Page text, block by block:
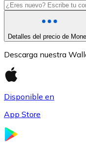
Detalles del precio de
Descarga nuestra
Disponible en
App Store